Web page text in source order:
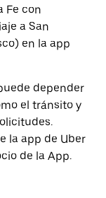
Fe con
a San
en la app
depender
el tránsito y
la app de Uber
de la App.